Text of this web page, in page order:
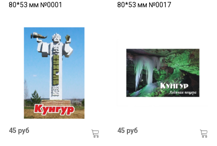
80*53 мм №0001
80*53 мм №0017
45 руб 45 руб